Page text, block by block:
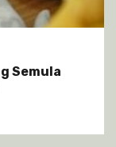
Semula